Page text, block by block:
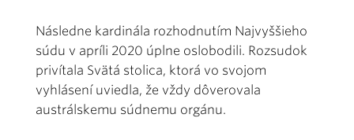
Následne kardinála rozhodnutím Najvyššieho
súdu v apríli 2020 úplne oslobodili. Rozsudok
privítala Svätá stolica, ktorá vo svojom
vyhlásení uviedla, že vždy dôverovala
austrálskemu súdnemu orgánu.